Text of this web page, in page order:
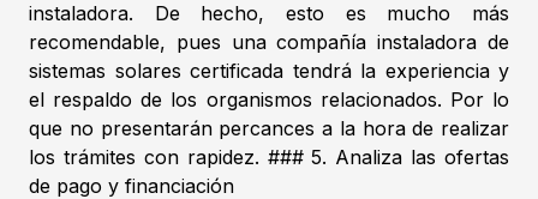
instaladora. De hecho, esto es mucho más
recomendable, pues una compañía instaladora de
sistemas solares certificada tendrá la experiencia y
el respaldo de los organismos relacionados. Por lo
que no presentarán percances a la hora de realizar
los trámites con rapidez. ### 5. Analiza las ofertas
de pago y financiación